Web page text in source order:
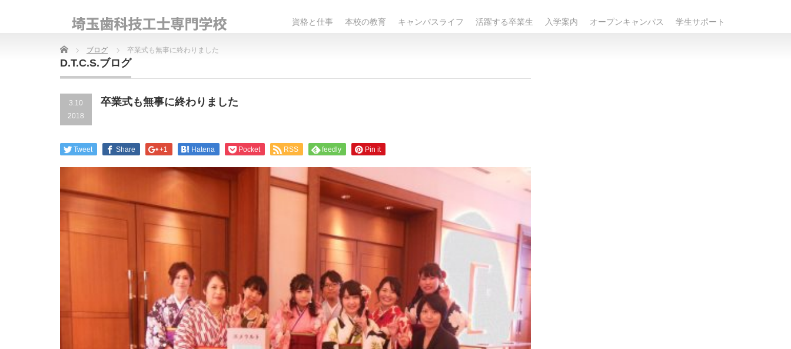
資格と仕事 本校の教育 キャンパスライフ 活躍する卒業生 入学案内 オープンキャンパス 学生サポート
Home ブログ 卒業式も無事に終わりました
D.T.C.S.ブログ
3.10
2018
卒業式も無事に終わりました
Tweet Share +1 Hatena Pocket RSS feedly Pin it